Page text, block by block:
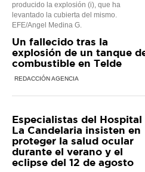
producido la explosión (i), que ha
levantado la cubierta del mismo.
EFE/Angel Medina G.
Un fallecido tras la
explosión de un tanque
combustible en Telde
REDACCIÓN AGENCIA
Especialistas del Hospital
La Candelaria insisten en
proteger la salud ocular
durante el verano y el
eclipse del 12 de agosto